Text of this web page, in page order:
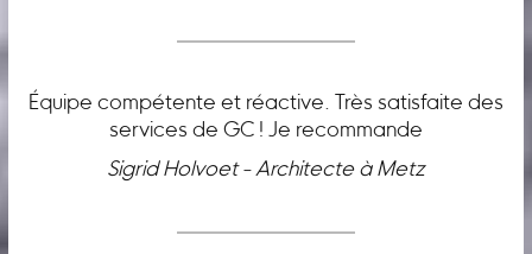
Équipe compétente et réactive. Très satisfaite des
services de GC ! Je recommande
Sigrid Holvoet - Architecte à Metz